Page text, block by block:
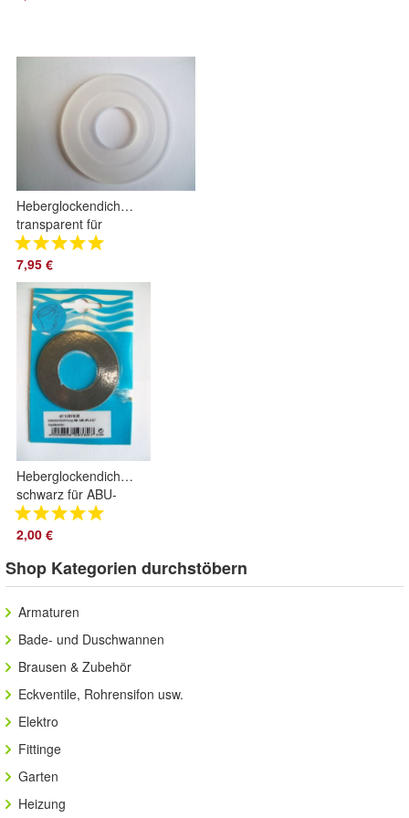
Heberglockendichtung
transparent für
Schwab Spülkästen
7,95 €
Heberglockendichtung
schwarz für ABU-
Star Spülkästen 62
x 31 x 2,2
2,00 €
Shop Kategorien durchstöbern
Armaturen
Bade- und Duschwannen
Brausen & Zubehör
Eckventile, Rohrensifon usw.
Elektro
Fittinge
Garten
Heizung